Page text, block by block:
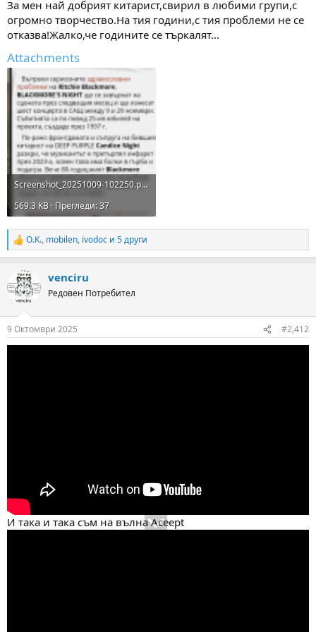
За мен най добрият китарист,свирил в любими групи,с
огромно творчество.На тия години,с тия проблеми не се
отказва!Жалко,че годините се търкалят...
Attachments
Screenshot_20251009-102250.png
569.3 KB · Прегледи: 37
R
e
t
s
:
O.K., mobilen, ivodoc и 5 други
venciru
Редовен Потребител
9 Октомври 2025 #2,412
И така и така съм на вълна Aceept